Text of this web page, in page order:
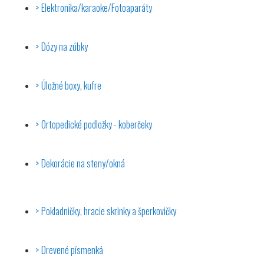
Elektronika/karaoke/Fotoaparáty
Dózy na zúbky
Úložné boxy, kufre
Ortopedické podložky - koberčeky
Dekorácie na steny/okná
Pokladničky, hracie skrinky a šperkovičky
Drevené písmenká